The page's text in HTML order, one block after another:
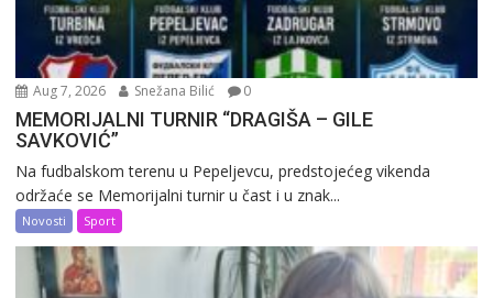
Aug 7, 2026 Snežana Bilić 0
MEMORIJALNI TURNIR “DRAGIŠA – GILE
SAVKOVIĆ”
Na fudbalskom terenu u Pepeljevcu, predstojećeg vikenda
održaće se Memorijalni turnir u čast i u znak...
Novosti Sport